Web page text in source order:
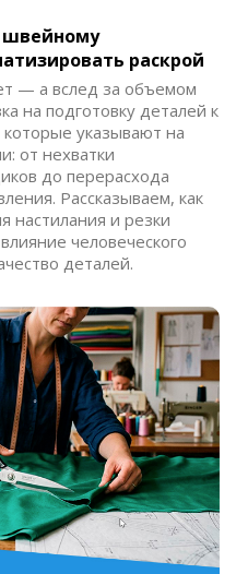
швейному
раскрой
— а вслед за объемом
на подготовку деталей к
указывают на
от нехватки
до перерасхода
Рассказываем, как
настилания и резки
человеческого
деталей.